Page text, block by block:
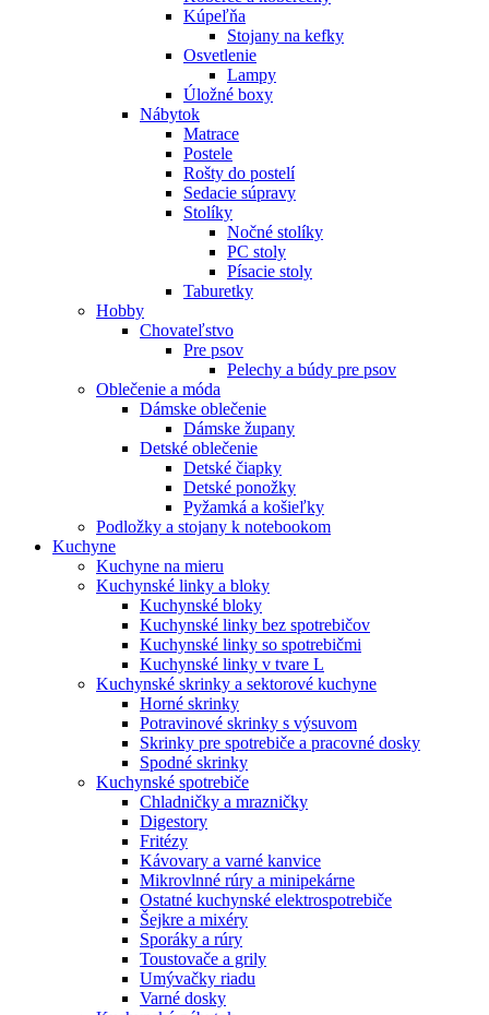
Kúpeľňa
Stojany na kefky
Osvetlenie
Lampy
Úložné boxy
Nábytok
Matrace
Postele
Rošty do postelí
Sedacie súpravy
Stolíky
Nočné stolíky
PC stoly
Písacie stoly
Taburetky
Hobby
Chovateľstvo
Pre psov
Pelechy a búdy pre psov
Oblečenie a móda
Dámske oblečenie
Dámske župany
Detské oblečenie
Detské čiapky
Detské ponožky
Pyžamká a košieľky
Podložky a stojany k notebookom
Kuchyne
Kuchyne na mieru
Kuchynské linky a bloky
Kuchynské bloky
Kuchynské linky bez spotrebičov
Kuchynské linky so spotrebičmi
Kuchynské linky v tvare L
Kuchynské skrinky a sektorové kuchyne
Horné skrinky
Potravinové skrinky s výsuvom
Skrinky pre spotrebiče a pracovné dosky
Spodné skrinky
Kuchynské spotrebiče
Chladničky a mrazničky
Digestory
Fritézy
Kávovary a varné kanvice
Mikrovlnné rúry a minipekárne
Ostatné kuchynské elektrospotrebiče
Šejkre a mixéry
Sporáky a rúry
Toustovače a grily
Umývačky riadu
Varné dosky